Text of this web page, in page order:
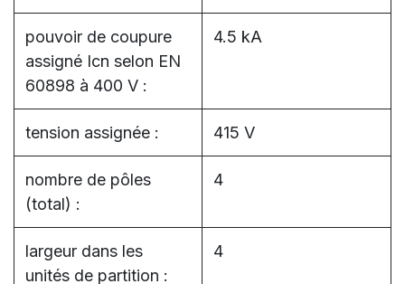
pouvoir de coupure
assigné Icn selon EN
60898 à 400 V :
4.5 kA
tension assignée : 415 V
nombre de pôles
(total) :
4
largeur dans les
unités de partition :
4